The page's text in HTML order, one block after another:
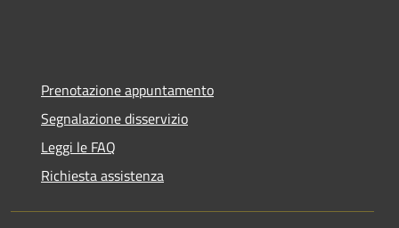
Prenotazione appuntamento
Segnalazione disservizio
Leggi le FAQ
Richiesta assistenza